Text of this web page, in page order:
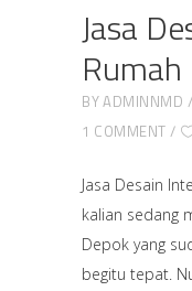
Jasa
BYADMINNMD
1 COMMENT
Jasa Desain
kalian sedang
Depok yang
begitu tepat.